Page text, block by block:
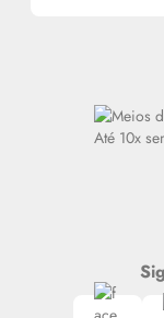
Siga nosso
Até 10x